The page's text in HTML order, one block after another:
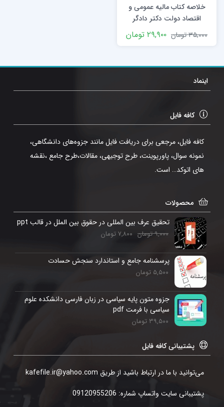
خلاصه کتاب مالیه عمومی و
اقتصاد دولت دکتر دادگر
۳۵,۰۰۰تومان ۲۹,۹۰۰ تومان
اینماد
کافه فایل
کافه فایل، مرجعی برای دریافت فایل مانند جزوه‌های دانشگاهی،
نمونه سوال، پاورپوینت، طرح توجیهی، مقالات،طرح جامع ،نقشه
های اتوکد… است.
محصولات
تحقیق عرف بین المللی در حقوق بین الملل در قالب ppt
۹,۰۰۰تومان ۷,۸۰۰تومان
پرسشنامه جامع و استاندارد سنجش حسادت
۵,۵۰۰ تومان
جزوه متون پایه سیاسی در زبان فارسی دانشکده علوم
سیاسی با فرمت pdf
۳۹,۵۰۰ تومان
پشتیبانی کافه فایل
می‌توانید با ما در ارتباط باشید از طریق kafefile.ir@yahoo.com
پشتیبانی سایت واتساپ شماره: 09120955206